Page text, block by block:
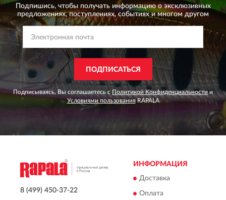
Подпишись, чтобы получать информацию о эксклюзивных
предложениях,поступлениях, событиях и многом другом
ПОДПИСАТЬСЯ
Подписываясь, Вы соглашаетесь сПолитикой Конфиденциальности и
Условиями пользованияRAPALA
8 (499) 450-37-22
ИНФОРМАЦИЯ
Доставка
Оплата